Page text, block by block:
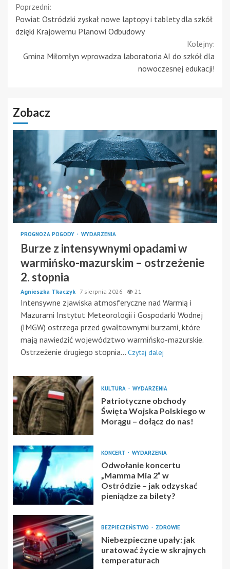
Continue
Reading
Poprzedni:
Powiat Ostródzki zyskał nowe laptopy i tablety dla szkół
dzięki Krajowemu Planowi Odbudowy
Kolejny:
Gmina Miłomłyn wprowadza laboratoria AI do szkół dla
nowoczesnej edukacji!
Zobacz
PROGNOZA POGODY WYDARZENIA
Burze z intensywnymi opadami w
warmińsko-mazurskim – ostrzeżenie
2. stopnia
Agnieszka Tkaczyk 7 sierpnia 2026 21
Intensywne zjawiska atmosferyczne nad Warmią i
Mazurami Instytut Meteorologii i Gospodarki Wodnej
(IMGW) ostrzega przed gwałtownymi burzami, które
mają nawiedzić województwo warmińsko-mazurskie.
Ostrzeżenie drugiego stopnia... Czytaj dalej
KULTURA WYDARZENIA
Patriotyczne obchody
Święta Wojska Polskiego w
Morągu – dołącz do nas!
KONCERT WYDARZENIA
Odwołanie koncertu
„Mamma Mia 2” w
Ostródzie – jak odzyskać
pieniądze za bilety?
BEZPIECZEŃSTWO ZDROWIE
Niebezpieczne upały: jak
uratować życie w skrajnych
temperaturach